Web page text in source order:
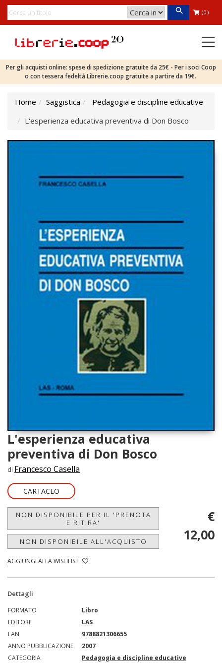
(0)
Per gli acquisti online: spese di spedizione gratuite da 25€ - Per i soci Coop
o con tessera fedeltà Librerie.coop gratuite a partire da 19€.
Home Saggistica
Pedagogia e discipline educative
L'esperienza educativa preventiva di Don Bosco
L'esperienza educativa
preventiva di Don Bosco
di Francesco Casella
CARTACEO
NON DISPONIBILE PER IL 'PRENOTA
E RITIRA'
NON DISPONIBILE ALL'ACQUISTO
AGGIUNGI ALLA WISHLIST
€
12,00
Dettagli
FORMATO
Libro
EDITORE
LAS
EAN
9788821306655
ANNO PUBBLICAZIONE
2007
CATEGORIA
Pedagogia e discipline educative